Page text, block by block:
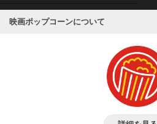
映画ポップコーンについて